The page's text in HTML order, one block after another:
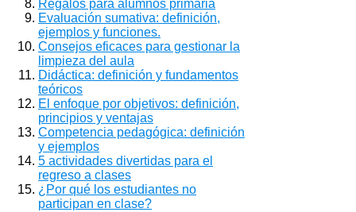
Regalos para alumnos primaria
Evaluación sumativa: definición,
ejemplos y funciones.
Consejos eficaces para gestionar la
limpieza del aula
Didáctica: definición y fundamentos
teóricos
El enfoque por objetivos: definición,
principios y ventajas
Competencia pedagógica: definición
y ejemplos
5 actividades divertidas para el
regreso a clases
¿Por qué los estudiantes no
participan en clase?